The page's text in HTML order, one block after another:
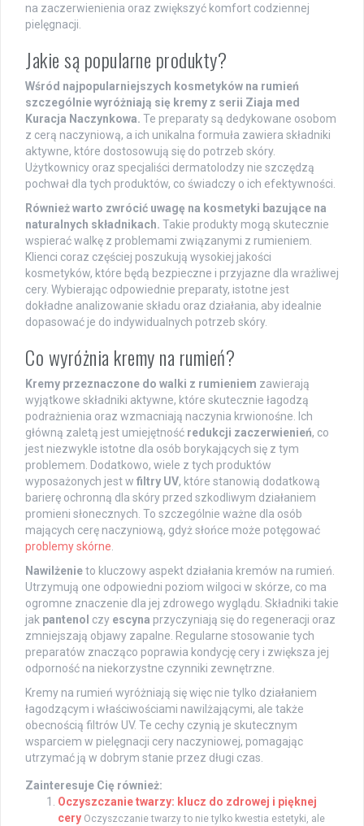
na zaczerwienienia oraz zwiększyć komfort codziennej
pielęgnacji.
Jakie są popularne produkty?
Wśród najpopularniejszych kosmetyków na rumień
szczególnie wyróżniają się kremy z serii Ziaja med
Kuracja Naczynkowa. Te preparaty są dedykowane osobom
z cerą naczyniową, a ich unikalna formuła zawiera składniki
aktywne, które dostosowują się do potrzeb skóry.
Użytkownicy oraz specjaliści dermatolodzy nie szczędzą
pochwał dla tych produktów, co świadczy o ich efektywności.
Również warto zwrócić uwagę na kosmetyki bazujące na
naturalnych składnikach. Takie produkty mogą skutecznie
wspierać walkę z problemami związanymi z rumieniem.
Klienci coraz częściej poszukują wysokiej jakości
kosmetyków, które będą bezpieczne i przyjazne dla wrażliwej
cery. Wybierając odpowiednie preparaty, istotne jest
dokładne analizowanie składu oraz działania, aby idealnie
dopasować je do indywidualnych potrzeb skóry.
Co wyróżnia kremy na rumień?
Kremy przeznaczone do walki z rumieniem zawierają
wyjątkowe składniki aktywne, które skutecznie łagodzą
podrażnienia oraz wzmacniają naczynia krwionośne. Ich
główną zaletą jest umiejętność redukcji zaczerwienień, co
jest niezwykle istotne dla osób borykających się z tym
problemem. Dodatkowo, wiele z tych produktów
wyposażonych jest w filtry UV, które stanowią dodatkową
barierę ochronną dla skóry przed szkodliwym działaniem
promieni słonecznych. To szczególnie ważne dla osób
mających cerę naczyniową, gdyż słońce może potęgować
problemy skórne
Nawilżenieto kluczowy aspekt działania kremów na rumień.
Utrzymują one odpowiedni poziom wilgoci w skórze, co ma
ogromne znaczenie dla jej zdrowego wyglądu. Składniki takie
jak pantenol czy escyna przyczyniają się do regeneracji oraz
zmniejszają objawy zapalne. Regularne stosowanie tych
preparatów znacząco poprawia kondycję cery i zwiększa jej
odporność na niekorzystne czynniki zewnętrzne.
Kremy na rumień wyróżniają się więc nie tylko działaniem
łagodzącym i właściwościami nawilżającymi, ale także
obecnością filtrów UV. Te cechy czynią je skutecznym
wsparciem w pielęgnacji cery naczyniowej, pomagając
utrzymać ją w dobrym stanie przez długi czas.
Zainteresuje Cię również:
Oczyszczanie twarzy: klucz do zdrowej i pięknej
cery Oczyszczanie twarzy to nie tylko kwestia estetyki, ale